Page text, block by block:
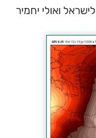
ואולי יחמיר